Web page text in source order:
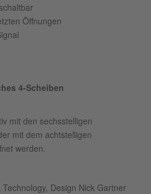
Öffnungen
4-Scheiben
mit den sechsstelligen
mit dem achtstelligen
werden.
Design Nick Gartner